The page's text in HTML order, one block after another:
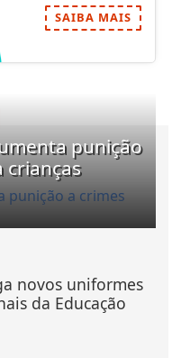
SAIBA MAIS
punição
crianças
novos uniformes
da Educação